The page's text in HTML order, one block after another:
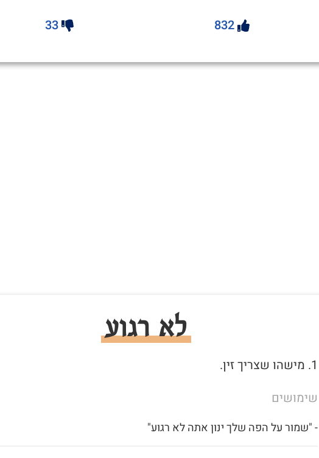
832
33
לא רגוע
1. מישהו שצריך זין.
שימושים
- "שמור על הפה שלך ינון אתה לא רגוע"